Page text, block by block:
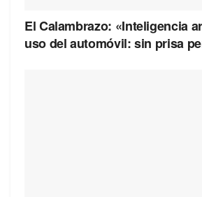
El Calambrazo: «Inteligencia
uso del automóvil: sin prisa